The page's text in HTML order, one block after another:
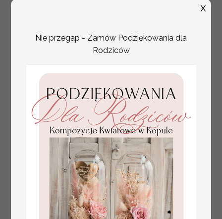
plan stołów
weselnych
usadzenie gości na
informacyjna dla
gości weselnych,
plan stołów na
weselu ze zdjęciem
Pary Młodej, plan
usadzenia gości
weselnych
Promocja:
100 PLN/125.00 PLN
Nie przegap - Zamów Podziękowania dla
Rodziców
X